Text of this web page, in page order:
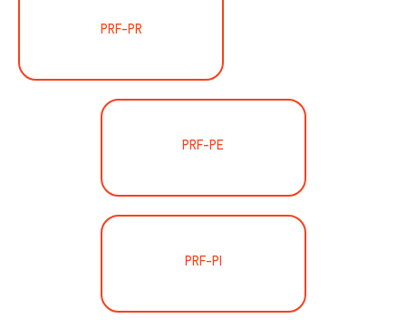
PRF-PR
PRF-PE
PRF-PI